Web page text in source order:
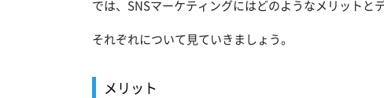
では、SNSマーケティングにはどのようなメリットと
それぞれについて見ていきましょう。
メリット